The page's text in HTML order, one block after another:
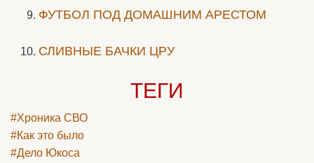
ФУТБОЛ ПОД ДОМАШНИМ АРЕСТОМ
СЛИВНЫЕ БАЧКИ ЦРУ
ТЕГИ
#Хроника СВО
#Как это было
#Дело Юкоса